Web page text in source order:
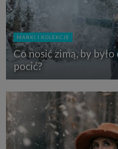
MARKI I KOLEKCJE
Co nosić zimą, by było
pocić?